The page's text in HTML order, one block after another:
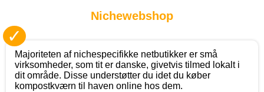
Nichewebshop
✓
Majoriteten af nichespecifikke netbutikker er små
virksomheder, som tit er danske, givetvis tilmed lokalt i
dit område. Disse understøtter du idet du køber
kompostkværn til haven online hos dem.